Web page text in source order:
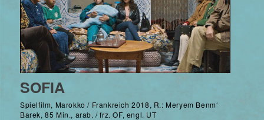
SOFIA
Spielfilm, Marokko / Frankreich 2018, R.: Meryem Benm‘
Barek, 85 Min., arab. / frz. OF, engl. UT